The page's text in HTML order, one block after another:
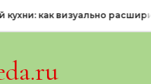
как визуально